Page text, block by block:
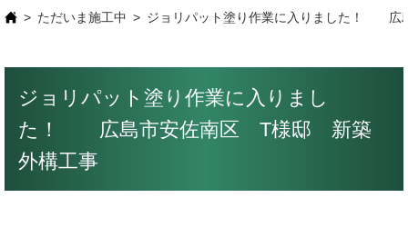
ただいま施工中 ジョリパット塗り作業に入りました！
ジョリパット塗り作業に入りまし
た！ 広島市安佐南区 T様邸 新築
外構工事